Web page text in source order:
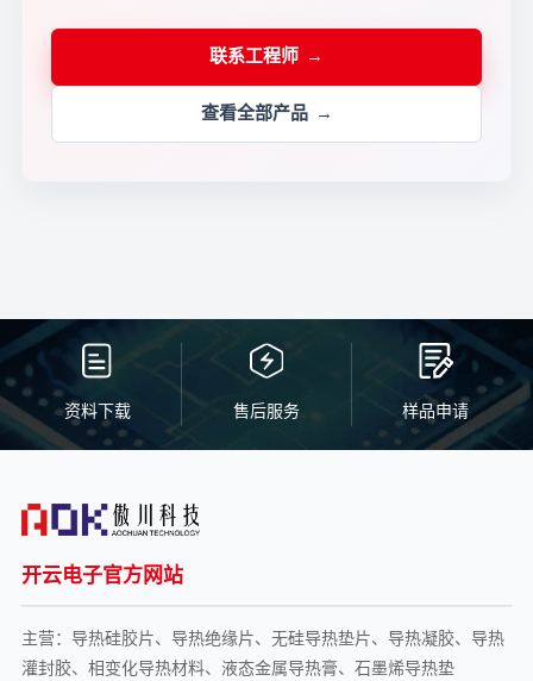
联系工程师
查看全部产品
资料下载 售后服务 样品申请
开云电子官方网站
主营：导热硅胶片、导热绝缘片、无硅导热垫片、导热凝胶、导热
灌封胶、相变化导热材料、液态金属导热膏、石墨烯导热垫